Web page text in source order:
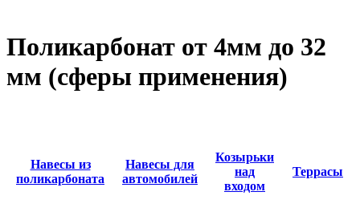
Поликарбонат от 4мм до 32
мм (сферы применения)
Навесы из
поликарбоната
Навесы для
автомобилей
Козырьки
над
входом
Террасы